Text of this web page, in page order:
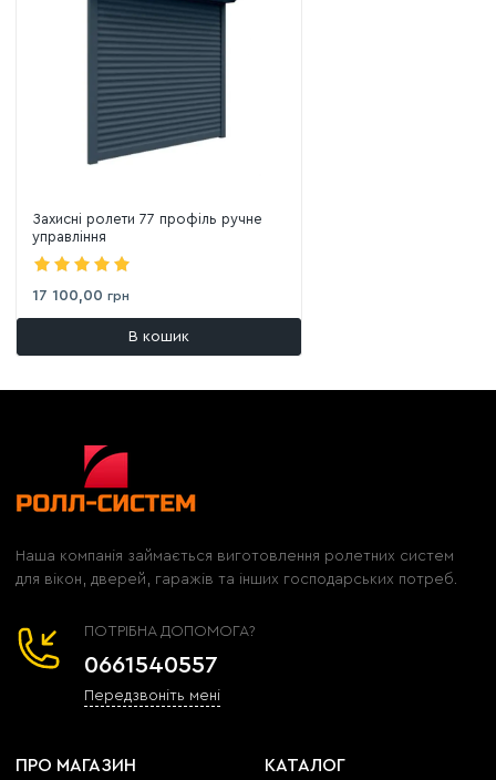
Захисні ролети 77 профіль ручне
управління
17 100,00 грн
В кошик
Наша компанія займається виготовлення ролетних систем
для вікон, дверей, гаражів та інших господарських потреб.
ПОТРІБНА ДОПОМОГА?
0661540557
Передзвоніть мені
ПРО МАГАЗИН КАТАЛОГ